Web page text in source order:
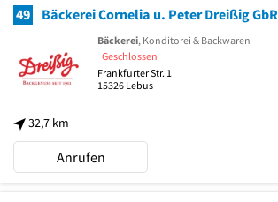
49 Bäckerei Cornelia u. Peter Dreißig GbR
32,7 km
Bäckerei, Konditorei & Backwaren
Geschlossen
Frankfurter Str. 1
15326 Lebus
Anrufen